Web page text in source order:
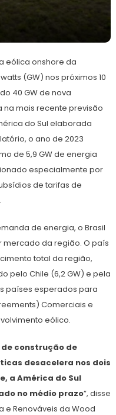
eólica onshore da
(GW) nos próximos 10
40 GW de nova
mais recente previsão
do Sul elaborada
o ano de 2023
de 5,9 GW de energia
especialmente por
de tarifas de
de energia, o Brasil
da região. O país
total da região,
pelo Chile (6,2 GW) e pela
países esperados para
Comerciais e
eólico.
construção de
desacelera nos dois
a América do Sul
no médio prazo”, disse
e Renováveis da Wood